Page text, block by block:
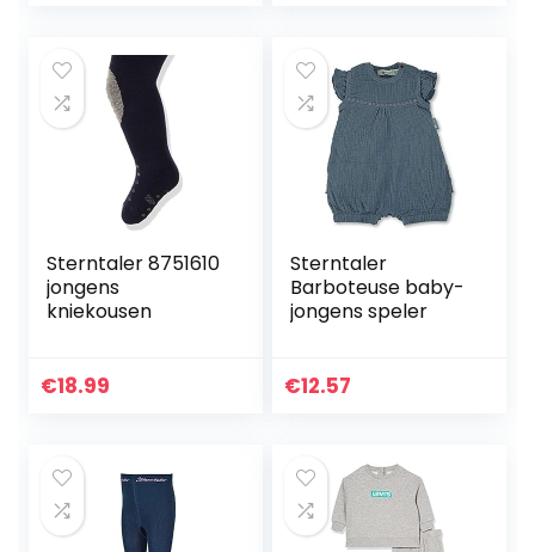
Sterntaler 8751610
jongens
kniekousen
€18.99
Sterntaler
Barboteuse baby-
jongens speler
€12.57